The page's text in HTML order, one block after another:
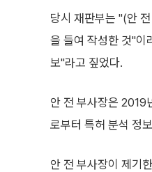
당시 재판부는 "(안
을 들여 작성한 것"이
보"라고 짚었다.
안 전 부사장은 2019
로부터 특허 분석 정
안 전 부사장이 제기